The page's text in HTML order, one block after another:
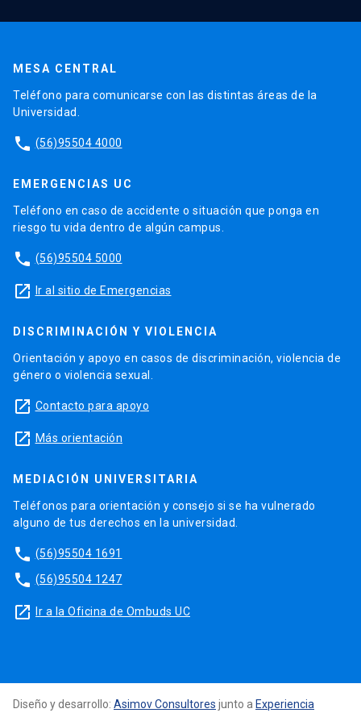
MESA CENTRAL
Teléfono para comunicarse con las distintas áreas de la
Universidad.
phone (56)95504 4000
EMERGENCIAS UC
Teléfono en caso de accidente o situación que ponga en
riesgo tu vida dentro de algún campus.
phone (56)95504 5000
launch Ir al sitio de Emergencias
DISCRIMINACIÓN Y VIOLENCIA
Orientación y apoyo en casos de discriminación, violencia de
género o violencia sexual.
launch Contacto para apoyo
launch Más orientación
MEDIACIÓN UNIVERSITARIA
Teléfonos para orientación y consejo si se ha vulnerado
alguno de tus derechos en la universidad.
phone (56)95504 1691
phone (56)95504 1247
launch Ir a la Oficina de Ombuds UC
Diseño y desarrollo: Asimov Consultores junto a Experiencia